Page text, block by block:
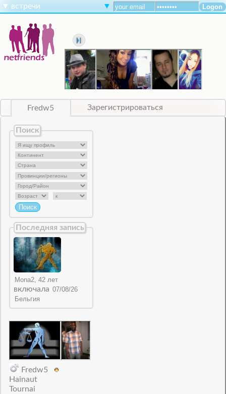
▼ встречи ▼
Fredw5 Зарегистрироваться
Поиск
Последняя запись
включала
Fredw5
Hainaut
Tournai